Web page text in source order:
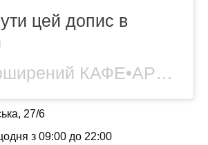
цей допис в
Допис, поширений КАФЕ•АРСЕНАЛЬНА (@bruncho.cafe)
27/6
з 09:00 до 22:00